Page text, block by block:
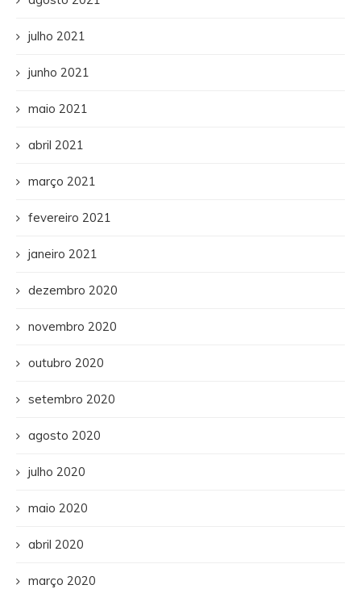
julho 2021
junho 2021
maio 2021
abril 2021
março 2021
fevereiro 2021
janeiro 2021
dezembro 2020
novembro 2020
outubro 2020
setembro 2020
agosto 2020
julho 2020
maio 2020
abril 2020
março 2020